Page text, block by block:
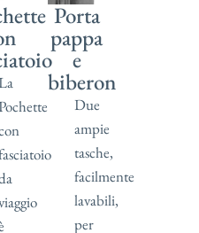
Porta
pappa
e
biberon
Due
ampie
tasche,
facilmente
lavabili,
per